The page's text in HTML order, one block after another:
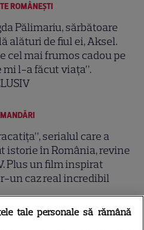
ROMÂNEŞTI
Pălimariu, sărbătoare
alături de fiul ei, Aksel.
cel mai frumos cadou pe
mi l-a făcut viața”.
serialul care a
istorie în România, revine
Plus un film inspirat
un caz real incredibil
ROMÂNEŞTI
tale personale să rămână